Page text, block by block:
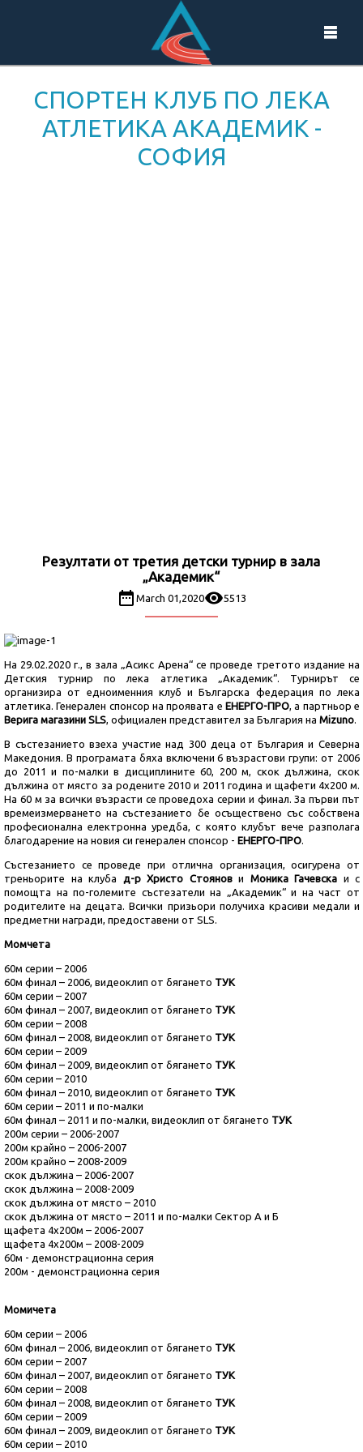
СПОРТЕН КЛУБ ПО ЛЕКА
АТЛЕТИКА АКАДЕМИК -
СОФИЯ
Резултати от третия детски турнир в зала
„Академик“
March 01,2020 5513
На 29.02.2020 г., в зала „Асикс Арена“ се проведе третото издание на
Детския турнир по лека атлетика „Академик“. Турнирът се
организира от едноименния клуб и Българска федерация по лека
атлетика. Генерален спонсор на проявата еЕНЕРГО-ПРО, а партньор е
Верига магазини SLS, официален представител за България на Mizuno.
В състезанието взеха участие над 300 деца от България и Северна
Македония. В програмата бяха включени 6 възрастови групи: от 2006
до 2011 и по-малки в дисциплините 60, 200 м, скок дължина, скок
дължина от място за родените 2010 и 2011 година и щафети 4х200 м.
На 60 м за всички възрасти се проведоха серии и финал. За първи път
времеизмерването на състезанието бе осъществено със собствена
професионална електронна уредба, с която клубът вече разполага
благодарение на новия си генерален спонсор - ЕНЕРГО-ПРО.
Състезанието се проведе при отлична организация, осигурена от
треньорите на клуба д-р Христо Стоянови Моника Гачевска и с
помощта на по-големите състезатели на „Академик“ и на част от
родителите на децата. Всички призьори получиха красиви медали и
предметни награди, предоставени от SLS.
Момчета
60м серии – 2006
60м финал – 2006, видеоклип от бягането ТУК
60м серии – 2007
60м финал – 2007, видеоклип от бягането ТУК
60м серии – 2008
60м финал – 2008, видеоклип от бягането ТУК
60м серии – 2009
60м финал – 2009, видеоклип от бягането ТУК
60м серии – 2010
60м финал – 2010, видеоклип от бягането ТУК
60м серии – 2011 и по-малки
60м финал – 2011 и по-малки, видеоклип от бягането ТУК
200м серии – 2006-2007
200м крайно – 2006-2007
200м крайно – 2008-2009
скок дължина – 2006-2007
скок дължина – 2008-2009
скок дължина от място – 2010
скок дължина от място – 2011 и по-малки Сектор А и Б
щафета 4х200м – 2006-2007
щафета 4х200м – 2008-2009
60м - демонстрационна серия
200м - демонстрационна серия
Момичета
60м серии – 2006
60м финал – 2006, видеоклип от бягането ТУК
60м серии – 2007
60м финал – 2007, видеоклип от бягането ТУК
60м серии – 2008
60м финал – 2008, видеоклип от бягането ТУК
60м серии – 2009
60м финал – 2009, видеоклип от бягането ТУК
60м серии – 2010